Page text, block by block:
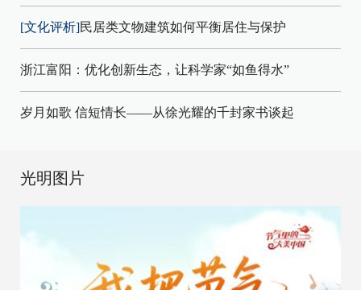
[文化评析]民居类文物建筑如何平衡居住与保护
浙江富阳：优化创新生态，让科学家“如鱼得水”
岁月如歌 信短情长——从徐光耀的千封家书谈起
光明图片